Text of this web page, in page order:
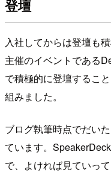
登壇
入社してからは登壇も
主催のイベントである
で積極的に登壇するこ
組みました。
ブログ執筆時点でだい
ています。
で、よければ見ていって